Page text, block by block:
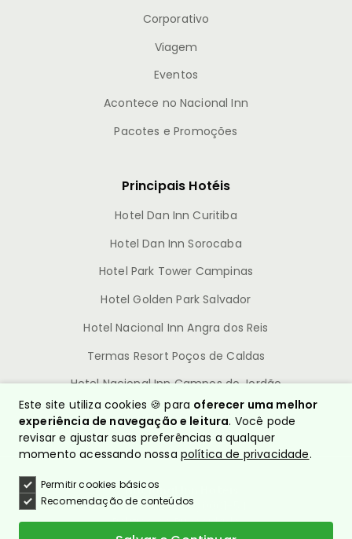
Corporativo
Viagem
Eventos
Acontece no Nacional Inn
Pacotes e Promoções
Principais Hotéis
Hotel Dan Inn Curitiba
Hotel Dan Inn Sorocaba
Hotel Park Tower Campinas
Hotel Golden Park Salvador
Hotel Nacional Inn Angra dos Reis
Termas Resort Poços de Caldas
Hotel Nacional Inn Campos do Jordão
© Nacional Inn Hotéis
CNPJ: 10.628.960/0001-54
Política de Privacidade
Este site utiliza cookies 🍪 para oferecer uma melhor
experiência de navegação e leitura. Você pode
revisar e ajustar suas preferências a qualquer
momento acessando nossa política de privacidade.
Permitir cookies básicos
Recomendação de conteúdos